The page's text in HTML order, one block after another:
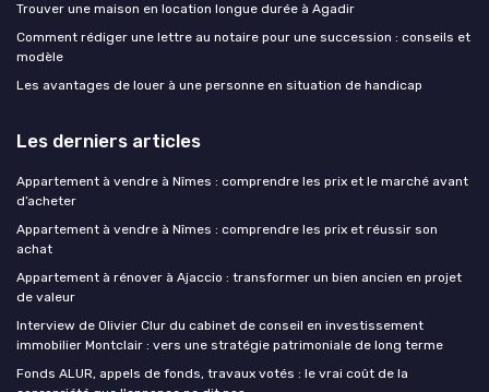
Trouver une maison en location longue durée à Agadir
Comment rédiger une lettre au notaire pour une succession : conseils et
modèle
Les avantages de louer à une personne en situation de handicap
Les derniers articles
Appartement à vendre à Nîmes : comprendre les prix et le marché avant
d’acheter
Appartement à vendre à Nîmes : comprendre les prix et réussir son
achat
Appartement à rénover à Ajaccio : transformer un bien ancien en projet
de valeur
Interview de Olivier Clur du cabinet de conseil en investissement
immobilier Montclair : vers une stratégie patrimoniale de long terme
Fonds ALUR, appels de fonds, travaux votés : le vrai coût de la